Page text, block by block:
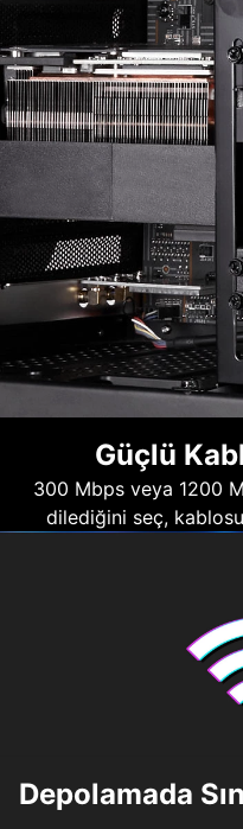
Güçlü
300 Mbps veya 1200
dilediğini seç,
Depolamada